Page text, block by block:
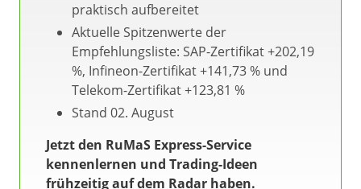
praktisch aufbereitet
Aktuelle Spitzenwerte der
Empfehlungsliste: SAP-Zertifikat +202,19
%, Infineon-Zertifikat +141,73 % und
Telekom-Zertifikat +123,81 %
Stand 02. August
Jetzt den RuMaS Express-Service
kennenlernen und Trading-Ideen
frühzeitig auf dem Radar haben.